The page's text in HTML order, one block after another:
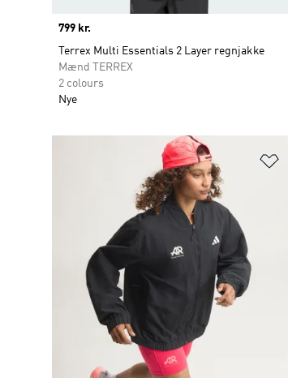
Price
799 kr.
Terrex Multi Essentials 2 Layer regnjakke
Mænd TERREX
2 colours
Nye